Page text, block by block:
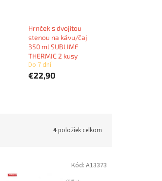
Hrnček s dvojitou
stenou na kávu/čaj
350 ml SUBLIME
THERMIC 2 kusy
Do 7 dní
€22,90
4položiek celkom
Kód: A13373